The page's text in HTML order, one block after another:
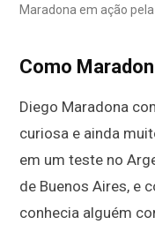
Maradona em ação
Como
Diego Maradona
curiosa e ainda
em um teste no
de Buenos Aires, e
conhecia alguém